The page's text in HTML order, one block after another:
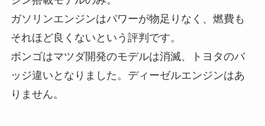
ガソリンエンジンはパワーが物足りなく、燃費も
それほど良くないという評判です。
ボンゴはマツダ開発のモデルは消滅、トヨタのバ
ッジ違いとなりました。ディーゼルエンジンはあ
りません。